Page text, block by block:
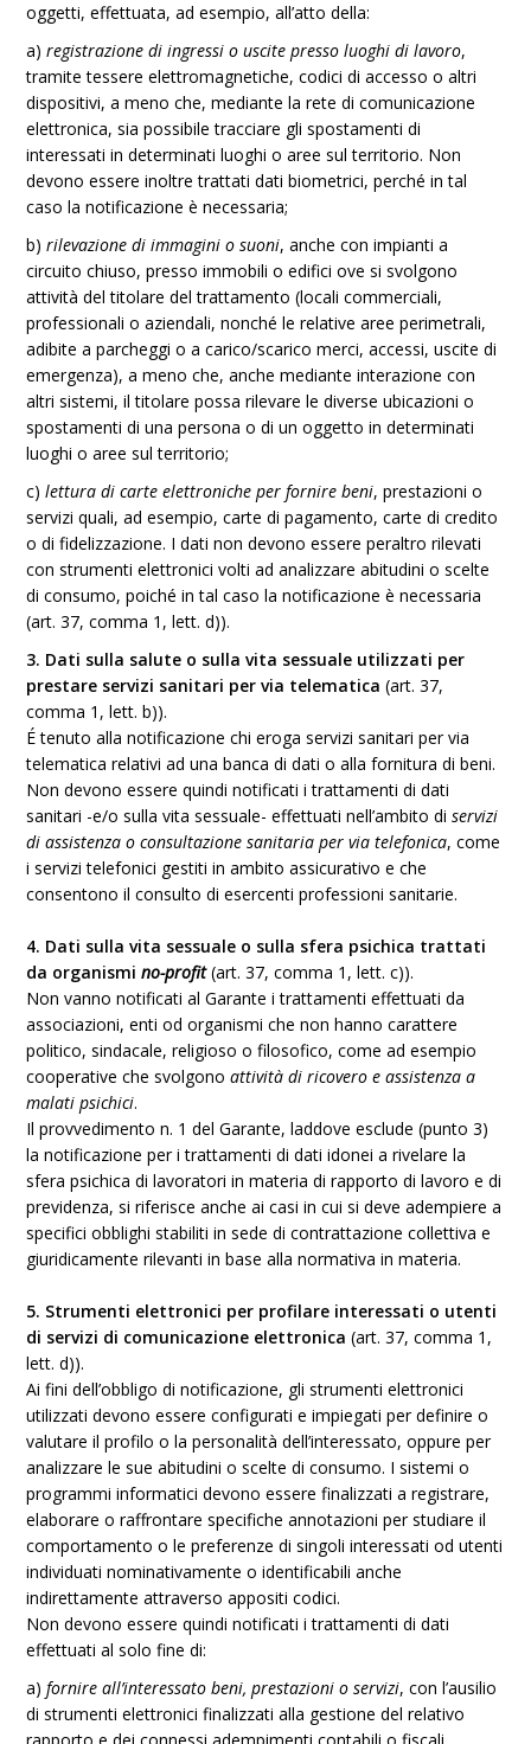
oggetti, effettuata, ad esempio, all’atto della:
a)registrazione di ingressi o uscite presso luoghi di lavoro,
tramite tessere elettromagnetiche, codici di accesso o altri
dispositivi, a meno che, mediante la rete di comunicazione
elettronica, sia possibile tracciare gli spostamenti di
interessati in determinati luoghi o aree sul territorio. Non
devono essere inoltre trattati dati biometrici, perché in tal
caso la notificazione è necessaria;
b)rilevazione di immagini o suoni, anche con impianti a
circuito chiuso, presso immobili o edifici ove si svolgono
attività del titolare del trattamento (locali commerciali,
professionali o aziendali, nonché le relative aree perimetrali,
adibite a parcheggi o a carico/scarico merci, accessi, uscite di
emergenza), a meno che, anche mediante interazione con
altri sistemi, il titolare possa rilevare le diverse ubicazioni o
spostamenti di una persona o di un oggetto in determinati
luoghi o aree sul territorio;
c)lettura di carte elettroniche per fornire beni, prestazioni o
servizi quali, ad esempio, carte di pagamento, carte di credito
o di fidelizzazione. I dati non devono essere peraltro rilevati
con strumenti elettronici volti ad analizzare abitudini o scelte
di consumo, poiché in tal caso la notificazione è necessaria
(art. 37, comma 1, lett. d)).
3. Dati sulla salute o sulla vita sessuale utilizzati per
prestare servizi sanitari per via telematica (art. 37,
comma 1, lett. b)).
É tenuto alla notificazione chi eroga servizi sanitari per via
telematica relativi ad una banca di dati o alla fornitura di beni.
Non devono essere quindi notificati i trattamenti di dati
sanitari -e/o sulla vita sessuale- effettuati nell’ambito diservizi
di assistenza o consultazione sanitaria per via telefonica, come
i servizi telefonici gestiti in ambito assicurativo e che
consentono il consulto di esercenti professioni sanitarie.
4. Dati sulla vita sessuale o sulla sfera psichica trattati
da organismino-profit(art. 37, comma 1, lett. c)).
Non vanno notificati al Garante i trattamenti effettuati da
associazioni, enti od organismi che non hanno carattere
politico, sindacale, religioso o filosofico, come ad esempio
cooperative che svolgonoattività di ricovero e assistenza a
malati psichici.
Il provvedimento n. 1 del Garante, laddove esclude (punto 3)
la notificazione per i trattamenti di dati idonei a rivelare la
sfera psichica di lavoratori in materia di rapporto di lavoro e di
previdenza, si riferisce anche ai casi in cui si deve adempiere a
specifici obblighi stabiliti in sede di contrattazione collettiva e
giuridicamente rilevanti in base alla normativa in materia.
5. Strumenti elettronici per profilare interessati o utenti
di servizi di comunicazione elettronica (art. 37, comma 1,
lett. d)).
Ai fini dell’obbligo di notificazione, gli strumenti elettronici
utilizzati devono essere configurati e impiegati per definire o
valutare il profilo o la personalità dell’interessato, oppure per
analizzare le sue abitudini o scelte di consumo. I sistemi o
programmi informatici devono essere finalizzati a registrare,
elaborare o raffrontare specifiche annotazioni per studiare il
comportamento o le preferenze di singoli interessati od utenti
individuati nominativamente o identificabili anche
indirettamente attraverso appositi codici.
Non devono essere quindi notificati i trattamenti di dati
effettuati al solo fine di:
a)fornire all’interessato beni, prestazioni o servizi, con l’ausilio
di strumenti elettronici finalizzati alla gestione del relativo